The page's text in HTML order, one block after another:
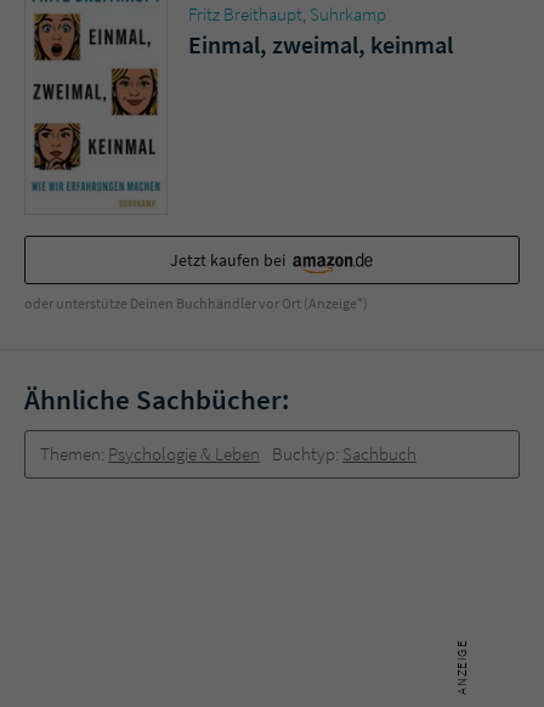
Fritz Breithaupt, Suhrkamp
Einmal, zweimal, keinmal
Jetzt kaufen bei
oder unterstütze Deinen Buchhändler vor Ort (Anzeige*)
Ähnliche Sachbücher:
Themen: Psychologie & Leben Buchtyp: Sachbuch